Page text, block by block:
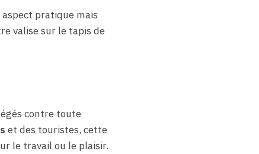
pratique mais
valise sur le tapis de
contre toute
et des touristes, cette
le travail ou le plaisir.